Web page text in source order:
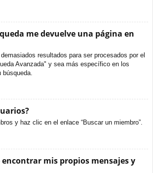
me devuelve una página en
resultados para ser procesados por el
Avanzada" y sea más específico en los
y haz clic en el enlace “Buscar un miembro”.
encontrar mis propios mensajes y